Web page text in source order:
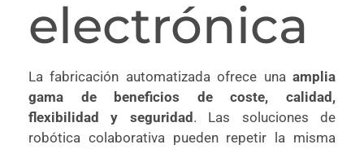
electrónica
La fabricación automatizada ofrece una amplia
gama de beneficios de coste, calidad,
flexibilidad y seguridad . Las soluciones de
robótica colaborativa pueden repetir la misma